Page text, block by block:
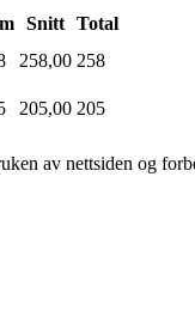
Snitt Total
258,00 258
205,00 205
av nettsiden og